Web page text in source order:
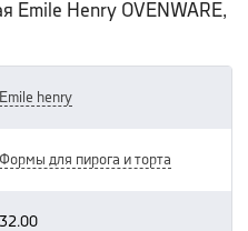
Emile Henry OVENWARE,
emile henry
формы для пирога и торта
32.00